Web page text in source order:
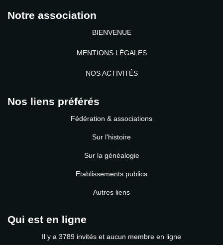
Notre association
BIENVENUE
MENTIONS LÉGALES
NOS ACTIVITÉS
Nos liens préférés
Fédération & associations
Sur l'histoire
Sur la généalogie
Etablissements publics
Autres liens
Qui est en ligne
Il y a 3789 invités et aucun membre en ligne